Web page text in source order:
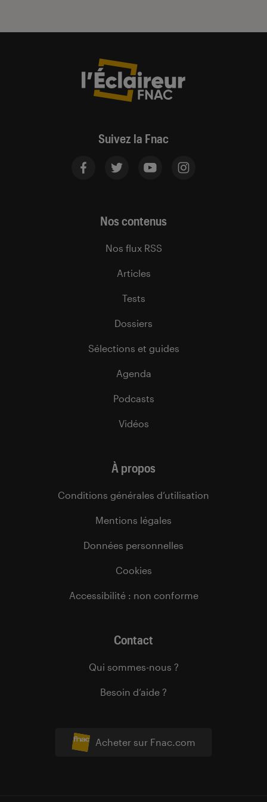
Suivez la Fnac
Acheter sur Fnac.com
Nos contenus
Nos flux RSS
Articles
Tests
Dossiers
Sélections et guides
Agenda
Podcasts
Vidéos
À propos
Conditions générales d’utilisation
Mentions légales
Données personnelles
Cookies
Accessibilité : non conforme
Contact
Qui sommes-nous ?
Besoin d’aide ?